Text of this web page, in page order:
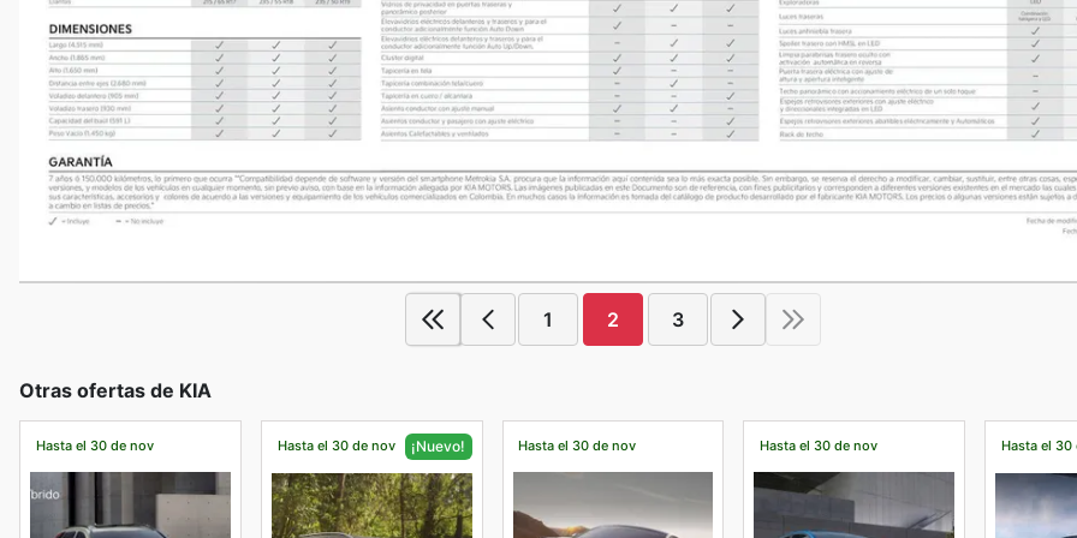
1 2 3
Otras ofertas de KIA
Hasta el 30 de nov Hasta el 30 de nov ¡Nuevo! Hasta el 30 de nov Hasta el 30 de nov Hasta el 30